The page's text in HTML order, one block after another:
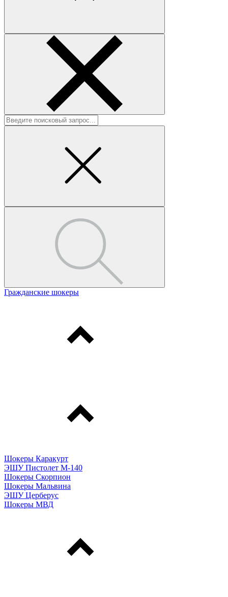
Гражданские шокеры
Шокеры Каракурт
ЭШУ Пистолет М-140
Шокеры Скорпион
Шокеры Мальвина
ЭШУ Церберус
Шокеры МВД